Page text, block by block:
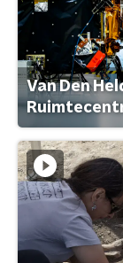
Van Den